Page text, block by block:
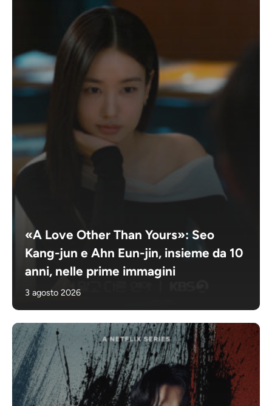
«A Love Other Than Yours»: Seo
Kang-jun e Ahn Eun-jin, insieme da 10
anni, nelle prime immagini
3 agosto 2026